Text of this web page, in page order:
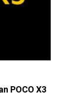
POCO X3